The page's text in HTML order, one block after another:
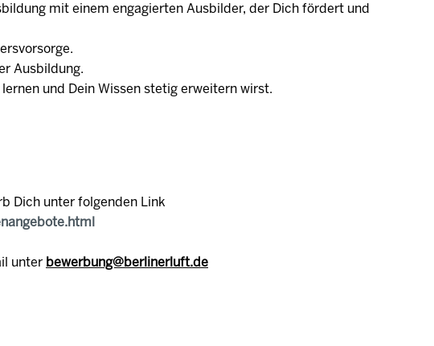
mit einem engagierten Ausbilder, der Dich fördert und
Ausbildung.
und Dein Wissen stetig erweitern wirst.
Dich unter folgenden Link
unter bewerbung@berlinerluft.de